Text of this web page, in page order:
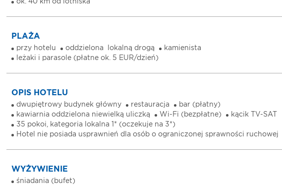
ok. 40 km od lotniska
PLAŻA
przy hotelu oddzielona lokalną drogą
kamienista
leżaki i parasole (płatne ok. 5 EUR/dzień)
OPIS HOTELU
dwupiętrowy budynek główny restauracja
bar (płatny)
kawiarnia oddzielona niewielką uliczką
Wi-Fi (bezpłatne)
kącik TV-SAT
35 pokoi, kategoria lokalna 1* (oczekuje na 3*)
Hotel nie posiada usprawnień dla osób o ograniczonej sprawności ruchowej
WYŻYWIENIE
śniadania (bufet)